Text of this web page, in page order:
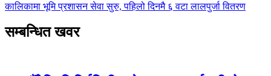
कालिकामा भूमि प्रशासन सेवा सुरु, पहिलो दिनमै ६ वटा लालपुर्जा वितरण
सम्बन्धित खवर